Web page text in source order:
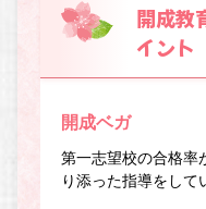
開成教
イント
開成ベガ
第一志望校の合格率
り添った指導をして